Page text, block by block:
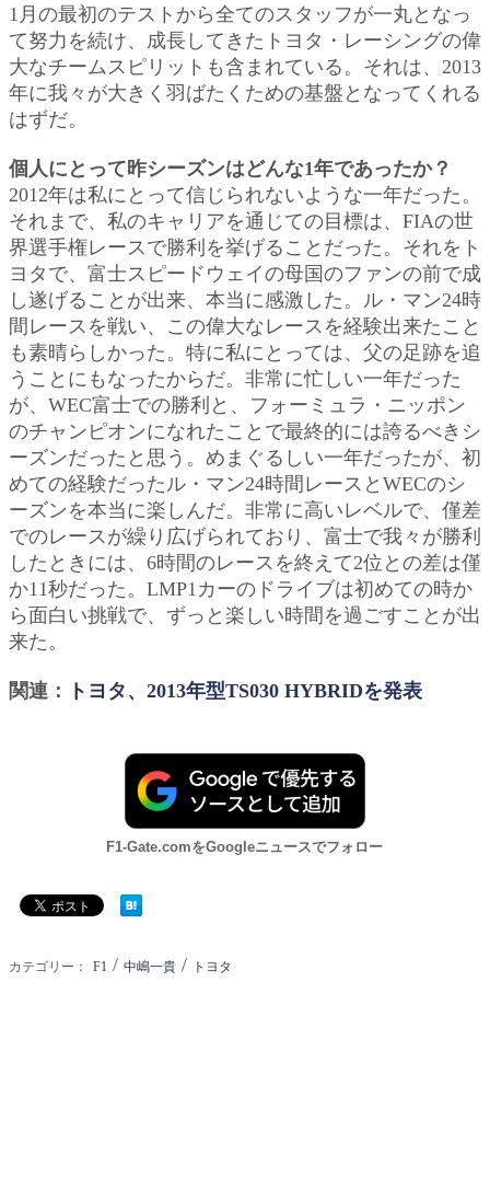
1月の最初のテストから全てのスタッフが一丸となっ
て努力を続け、成長してきたトヨタ・レーシングの偉
大なチームスピリットも含まれている。それは、2013
年に我々が大きく羽ばたくための基盤となってくれる
はずだ。
個人にとって昨シーズンはどんな1年であったか？
2012年は私にとって信じられないような一年だった。
それまで、私のキャリアを通じての目標は、FIAの世
界選手権レースで勝利を挙げることだった。それをト
ヨタで、富士スピードウェイの母国のファンの前で成
し遂げることが出来、本当に感激した。ル・マン24時
間レースを戦い、この偉大なレースを経験出来たこと
も素晴らしかった。特に私にとっては、父の足跡を追
うことにもなったからだ。非常に忙しい一年だった
が、WEC富士での勝利と、フォーミュラ・ニッポン
のチャンピオンになれたことで最終的には誇るべきシ
ーズンだったと思う。めまぐるしい一年だったが、初
めての経験だったル・マン24時間レースとWECのシ
ーズンを本当に楽しんだ。非常に高いレベルで、僅差
でのレースが繰り広げられており、富士で我々が勝利
したときには、6時間のレースを終えて2位との差は僅
か11秒だった。LMP1カーのドライブは初めての時か
ら面白い挑戦で、ずっと楽しい時間を過ごすことが出
来た。
関連： トヨタ、2013年型TS030 HYBRIDを発表
F1-Gate.comをGoogleニュースでフォロー
カテゴリー： F1 / 中嶋一貴 / トヨタ